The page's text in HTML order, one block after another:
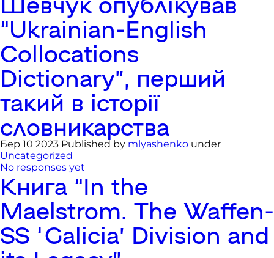
“Ukrainian-English
Collocations
Dictionary”, перший
такий в історії
словникарства
Бер 10 2023 Published by mlyashenko under
Uncategorized
No responses yet
Книга “In the
Maelstrom. The Waffen-
SS ‘Galicia’ Division and